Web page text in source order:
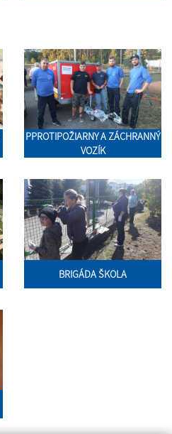
PPROTIPOŽIARNY A ZÁCHRANNÝ
VOZÍK
BRIGÁDA ŠKOLA